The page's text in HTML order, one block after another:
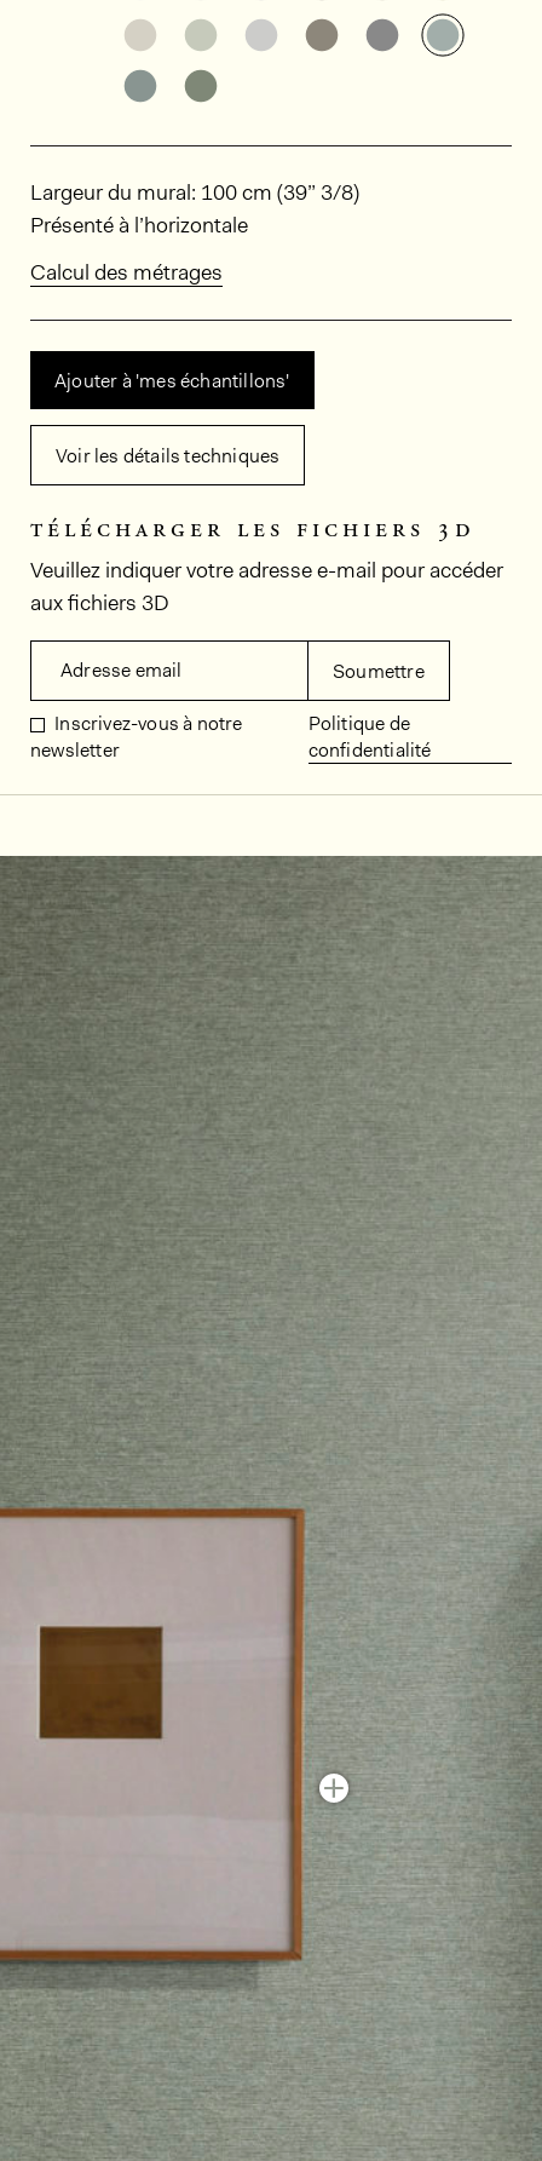
Découvrir d'autres variantes: ED7009
Découvrir d'autres variantes:
Découvrir d'autres
Découvrir d'autres
Découvrir
Découvrir d'autres variantes: ED7004
Dimensions
Largeur du mural: 100 cm (39” 3/8)
Présenté à l’horizontale
Calcul des métrages
Ajouter à 'mes échantillons'
Voir les détails techniques
télécharger les fichiers 3d
Veuillez indiquer votre adresse e-mail pour accéder
aux fichiers 3D
Adresse email Soumettre
Inscrivez-vous à notre
newsletter
Politique de
confidentialité